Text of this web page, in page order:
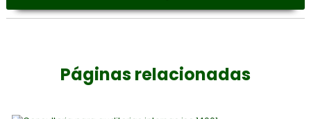
Páginas relacionadas